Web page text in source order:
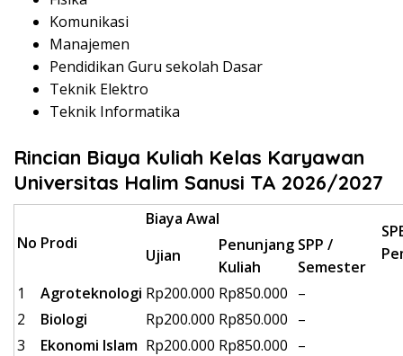
Komunikasi
Manajemen
Pendidikan Guru sekolah Dasar
Teknik Elektro
Teknik Informatika
Rincian Biaya Kuliah Kelas Karyawan
Universitas Halim Sanusi TA 2026/2027
No Prodi
Biaya Awal
Ujian
Penunjang
Kuliah
SPP /
Semester
1
Agroteknologi Rp200.000 Rp850.000 –
2 Biologi Rp200.000 Rp850.000 –
3
Ekonomi Islam Rp200.000 Rp850.000 –